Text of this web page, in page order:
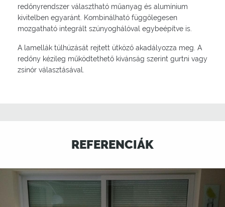
redőnyrendszer választható műanyag és alumínium
kivitelben egyaránt. Kombinálható függőlegesen
mozgatható integrált szúnyoghálóval egybeépítve is.
A lamellák túlhúzását rejtett ütköző akadályozza meg. A
redőny kézileg működtethető kívánság szerint gurtni vagy
zsinór választásával.
REFERENCIÁK